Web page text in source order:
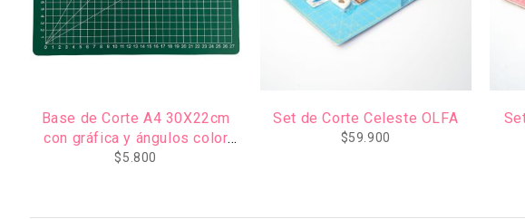
Base de Corte A4 30X22cm
con gráfica y ángulos color
Verde
$5.800
Set de Corte Celeste OLFA
$59.900